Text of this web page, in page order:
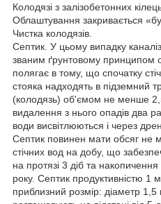
Колодязі з залізобетонних
Облаштування закривається
Чистка колодязів.
Септик. У цьому випадку
званим ґрунтовому принципом
полягає в тому, що спочатку
стояка надходять в підземний
(колодязь) об'ємом не менше
видалення з нього опадів два
води висвітлюються і через
Септик повинен мати обсяг не
стічних вод на добу, що
на протязі 3 діб та
року. Септик продуктивністю 1
приблизний розмір: діаметр